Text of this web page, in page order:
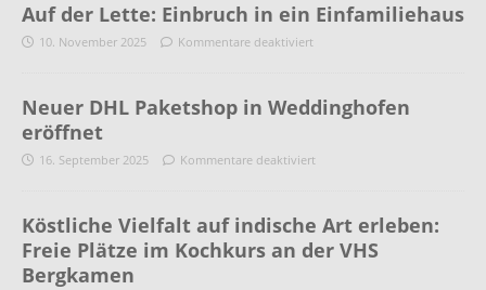
Auf der Lette: Einbruch in ein Einfamiliehaus
10. November 2025 Kommentare deaktiviert
Neuer DHL Paketshop in Weddinghofen
eröffnet
16. September 2025 Kommentare deaktiviert
Köstliche Vielfalt auf indische Art erleben:
Freie Plätze im Kochkurs an der VHS
Bergkamen